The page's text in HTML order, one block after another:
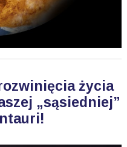
życia
„sąsiedniej”